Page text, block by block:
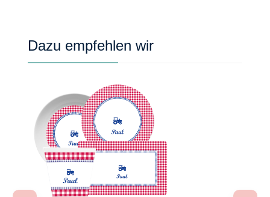
Produktgalerie überspringen
Dazu empfehlen wir